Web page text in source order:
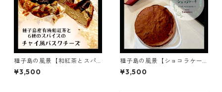
種子島の風景【和紅茶とスパ
イスのチャイ風バスクチーズ
ケーキ】ギフト/プレゼント4
¥3,500
種子島の風景【ショコラケー
キ】ギフト/プレゼント4号12c
m/chocolat cake/バレンタイ
¥3,500